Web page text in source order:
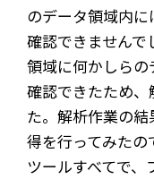
のデータ領域内
確認できません
領域に何かしら
確認できたため
た。解析作業の
得を行ってみた
ツールすべてで